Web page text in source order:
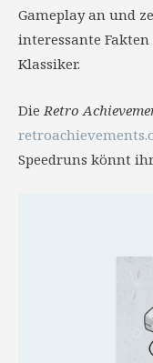
Gameplay an und
interessante
Klassiker.
DieRetro
Speedruns könnt